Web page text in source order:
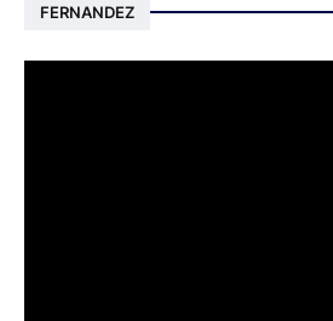
FERNANDEZ